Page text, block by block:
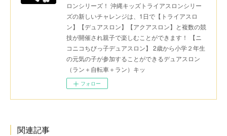
ロンシリーズ！ 沖縄キッズトライアスロンシリー
ズの新しいチャレンジは、1日で【トライアスロ
ン】【デュアスロン】【アクアスロン】と複数の競
技が開催され親子で楽しむことができます！ 【ニ
コニコちびっ子デュアスロン】 2歳から小学２年生
の元気の子が参加することができるデュアスロン
（ラン＋自転車＋ラン）キッ
フォロー
関連記事